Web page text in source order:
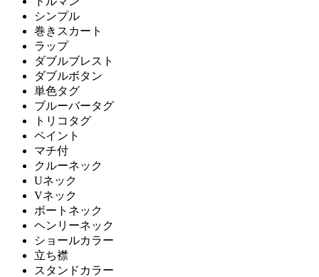
シンプル
巻きスカート
ラップ
ダブルブレスト
ダブルボタン
単色タグ
ブルーバータグ
トリコタグ
ペイント
マチ付
クルーネック
Uネック
Vネック
ボートネック
ヘンリーネック
ショールカラー
立ち襟
スタンドカラー